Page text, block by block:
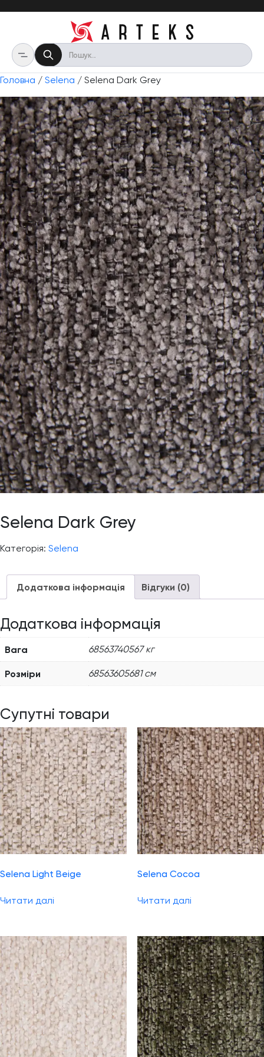
Головна / Selena / Selena Dark Grey
Selena Dark Grey
Категорія: Selena
Додаткова інформація Відгуки (0)
Додаткова інформація
Вага 68563740567 кг
Розміри 68563605681 см
Супутні товари
Selena Light Beige
Читати далі
Selena Cocoa
Читати далі